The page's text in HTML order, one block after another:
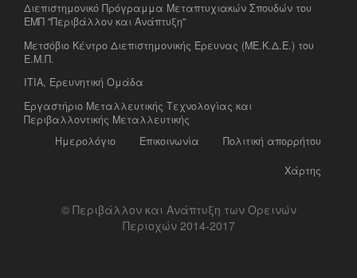
Διεπιστημονικό Πρόγραμμα Μεταπτυχιακών Σπουδών του
ΕΜΠ "Περιβάλλον και Ανάπτυξη"
Μετσόβιο Κέντρο Διεπιστημονικής Έρευνας (ΜΕ.Κ.Δ.Ε.) του
Ε.Μ.Π.
ΙΤΙΑ, Ερευνητική Ομάδα
Eργαστήριο Mεταλλευτικής Tεχνολογίας και
Περιβαλλοντικής Μεταλλευτικής
Πολιτική απορρήτου
Επικοινωνία
Ημερολόγιο
Χάρτης
© Περιβάλλον και Ανάπτυξη των Ορεινών
Περιοχών 2014-2017